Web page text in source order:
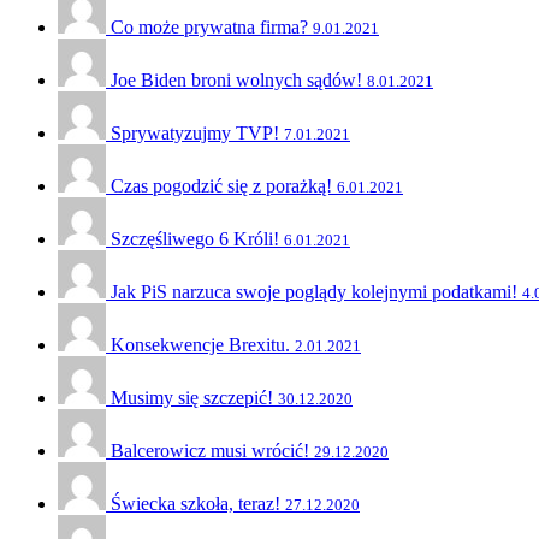
Co może prywatna firma? 9.01.2021
Joe Biden broni wolnych sądów! 8.01.2021
Sprywatyzujmy TVP! 7.01.2021
Czas pogodzić się z porażką! 6.01.2021
Szczęśliwego 6 Króli! 6.01.2021
Jak PiS narzuca swoje poglądy kolejnymi podatkami!
Konsekwencje Brexitu. 2.01.2021
Musimy się szczepić! 30.12.2020
Balcerowicz musi wrócić! 29.12.2020
Świecka szkoła, teraz! 27.12.2020